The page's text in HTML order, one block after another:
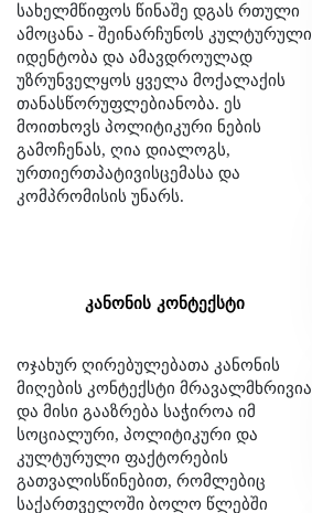
სახელმწიფოს წინაშე დგას რთული
ამოცანა - შეინარჩუნოს კულტურული
იდენტობა და ამავდროულად
უზრუნველყოს ყველა მოქალაქის
თანასწორუფლებიანობა. ეს
მოითხოვს პოლიტიკური ნების
გამოჩენას, ღია დიალოგს,
ურთიერთპატივისცემასა და
კომპრომისის უნარს.
კანონის კონტექსტი
ოჯახურ ღირებულებათა კანონის
მიღების კონტექსტი მრავალმხრივია
და მისი გააზრება საჭიროა იმ
სოციალური, პოლიტიკური და
კულტურული ფაქტორების
გათვალისწინებით, რომლებიც
საქართველოში ბოლო წლებში